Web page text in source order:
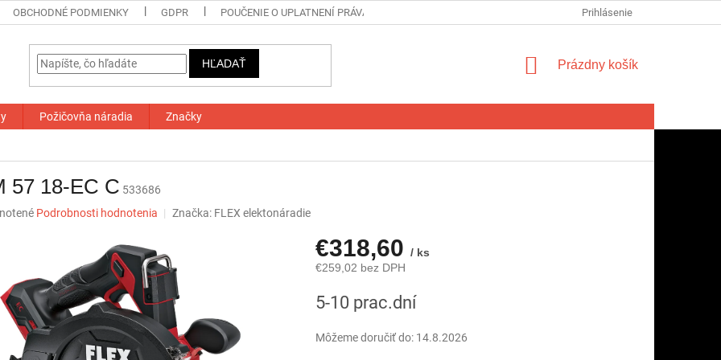
OBCHODNÉ PODMIENKY GDPR POUČENIE O UPLATNENÍ PRÁVA SPOTREBITEĽA NA ODSTÚPENIE OD ZMLUVY FORMULÁR NA
Prihlásenie
HĽADAŤ
NÁKUPNÝ
Prázdny košík
Požičovňa náradia Značky
57 18-EC C 533686
Podrobnosti hodnotenia Značka: FLEX elektonáradie
€318,60 / ks
€259,02 bez DPH
cena:
5-10 prac.dní
Môžeme doručiť do: 14.8.2026